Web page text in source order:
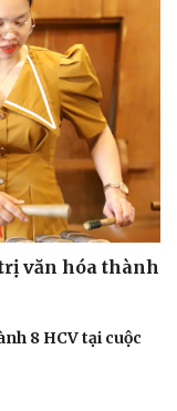
- Gia đình
văn hóa thành
8 HCV tại cuộc